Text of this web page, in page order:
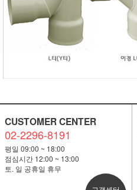
CUSTOMER CENTER
02-2296-8191
평일 09:00 ~ 18:00
점심시간 12:00 ~ 13:00
토. 일 공휴일 휴무